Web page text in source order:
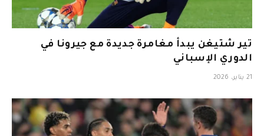
تير شتيغن يبدأ مغامرة جديدة مع جيرونا في
الدوري الإسباني
21 يناير، 2026